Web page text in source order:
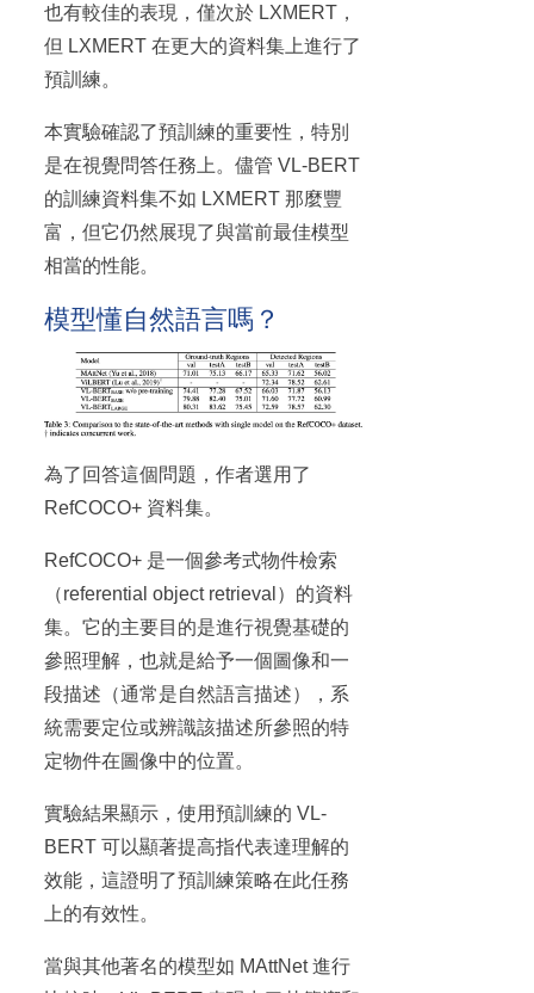
也有較佳的表現，僅次於 LXMERT，
但 LXMERT 在更大的資料集上進行了
預訓練。
本實驗確認了預訓練的重要性，特別
是在視覺問答任務上。儘管 VL-BERT
的訓練資料集不如 LXMERT 那麼豐
富，但它仍然展現了與當前最佳模型
相當的性能。
模型懂自然語言嗎？
為了回答這個問題，作者選用了
RefCOCO+ 資料集。
RefCOCO+ 是一個參考式物件檢索
（referential object retrieval）的資料
集。它的主要目的是進行視覺基礎的
參照理解，也就是給予一個圖像和一
段描述（通常是自然語言描述），系
統需要定位或辨識該描述所參照的特
定物件在圖像中的位置。
實驗結果顯示，使用預訓練的 VL-
BERT 可以顯著提高指代表達理解的
效能，這證明了預訓練策略在此任務
上的有效性。
當與其他著名的模型如 MAttNet 進行